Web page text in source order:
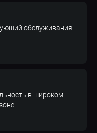
обслуживания
в широком